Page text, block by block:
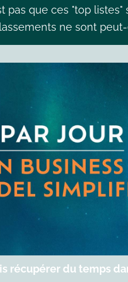
pas que ces "top
ne sont
récupérer du temps